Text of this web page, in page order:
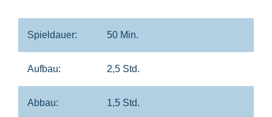
Spieldauer: 50 Min.
Aufbau: 2,5 Std.
Abbau: 1,5 Std.